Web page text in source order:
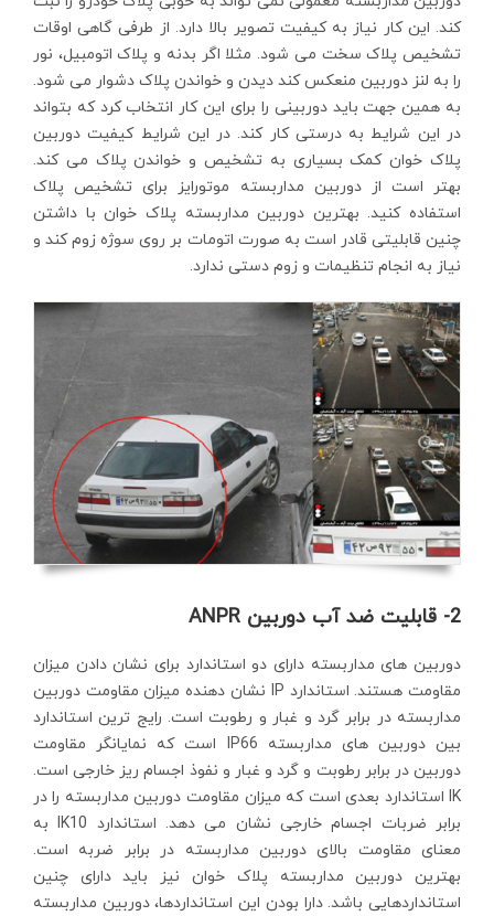
کند. این کار نیاز به کیفیت تصویر بالا دارد. از طرفی گاهی اوقات
تشخیص پلاک سخت می شود. مثلا اگر بدنه و پلاک اتومبیل، نور
را به لنز دوربین منعکس کند دیدن و خواندن پلاک دشوار می شود.
به همین جهت باید دوربینی را برای این کار انتخاب کرد که بتواند
در این شرایط به درستی کار کند. در این شرایط کیفیت دوربین
پلاک خوان کمک بسیاری به تشخیص و خواندن پلاک می کند.
بهتر است از دوربین مداربسته موتورایز برای تشخیص پلاک
استفاده کنید. بهترین دوربین مداربسته پلاک خوان با داشتن
چنین قابلیتی قادر است به صورت اتومات بر روی سوژه زوم کند و
نیاز به انجام تنظیمات و زوم دستی ندارد.
2- قابلیت ضد آب دوربین ANPR
دوربین های مداربسته دارای دو استاندارد برای نشان دادن میزان
مقاومت هستند. استاندارد IP نشان دهنده میزان مقاومت دوربین
مداربسته در برابر گرد و غبار و رطوبت است. رایج ترین استاندارد
بین دوربین های مداربسته IP66 است که نمایانگر مقاومت
دوربین در برابر رطوبت و گرد و غبار و نفوذ اجسام ریز خارجی است.
IK استاندارد بعدی است که میزان مقاومت دوربین مداربسته را در
برابر ضربات اجسام خارجی نشان می دهد. استاندارد IK10 به
معنای مقاومت بالای دوربین مداربسته در برابر ضربه است.
بهترین دوربین مداربسته پلاک خوان نیز باید دارای چنین
استانداردهایی باشد. دارا بودن این استانداردها، دوربین مداربسته